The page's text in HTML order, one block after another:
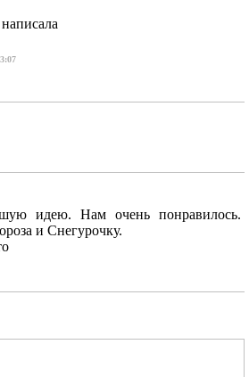
идею. Нам очень понравилось.
и Снегурочку.